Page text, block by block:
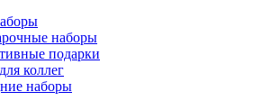
наборы
подарки
коллег
наборы